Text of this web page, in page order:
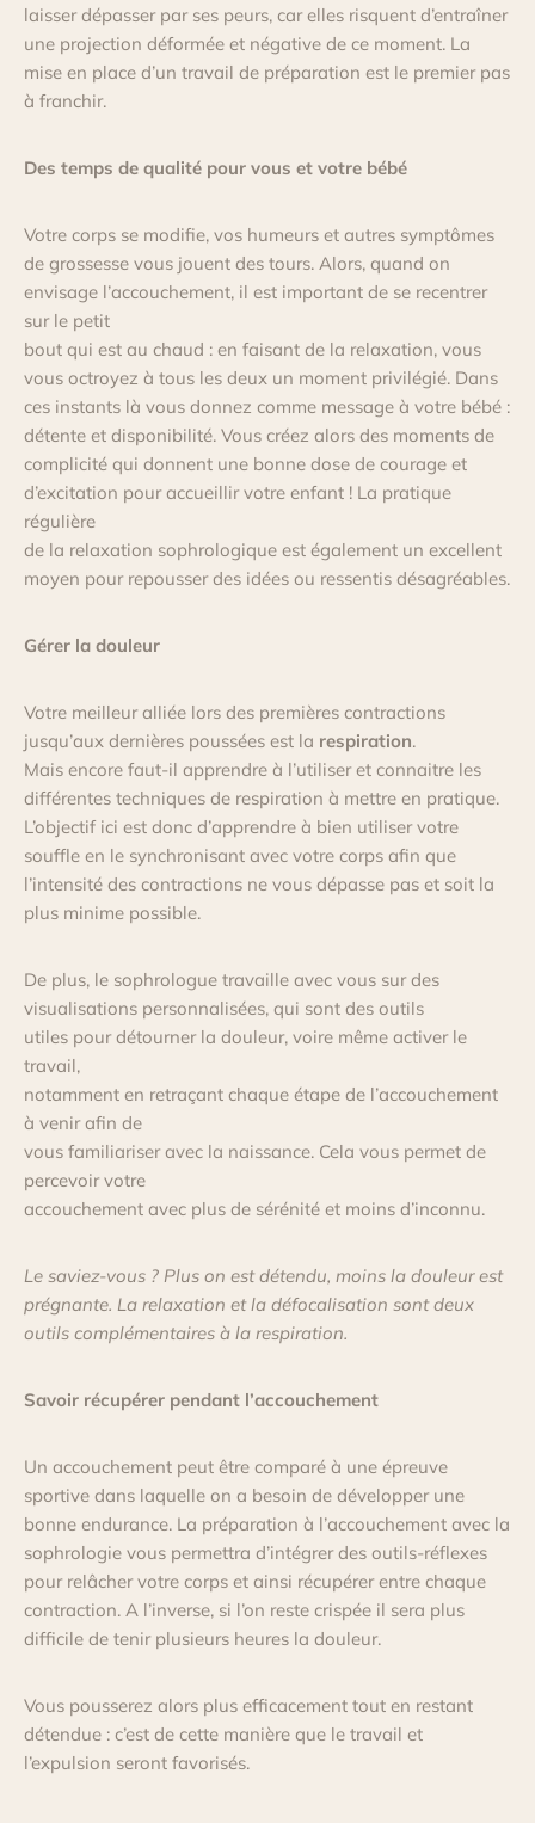
laisser dépasser par ses peurs, car elles risquent d’entraîner
une projection déformée et négative de ce moment. La
mise en place d’un travail de préparation est le premier pas
à franchir.
Des temps de qualité pour vous et votre bébé
Votre corps se modifie, vos humeurs et autres symptômes
de grossesse vous jouent des tours. Alors, quand on
envisage l’accouchement, il est important de se recentrer
sur le petit
bout qui est au chaud : en faisant de la relaxation, vous
vous octroyez à tous les deux un moment privilégié. Dans
ces instants là vous donnez comme message à votre bébé :
détente et disponibilité. Vous créez alors des moments de
complicité qui donnent une bonne dose de courage et
d’excitation pour accueillir votre enfant ! La pratique
régulière
de la relaxation sophrologique est également un excellent
moyen pour repousser des idées ou ressentis désagréables.
Gérer la douleur
Votre meilleur alliée lors des premières contractions
jusqu’aux dernières poussées est la respiration.
Mais encore faut-il apprendre à l’utiliser et connaitre les
différentes techniques de respiration à mettre en pratique.
L’objectif ici est donc d’apprendre à bien utiliser votre
souffle en le synchronisant avec votre corps afin que
l’intensité des contractions ne vous dépasse pas et soit la
plus minime possible.
De plus, le sophrologue travaille avec vous sur des
visualisations personnalisées, qui sont des outils
utiles pour détourner la douleur, voire même activer le
travail,
notamment en retraçant chaque étape de l’accouchement
à venir afin de
vous familiariser avec la naissance. Cela vous permet de
percevoir votre
accouchement avec plus de sérénité et moins d’inconnu.
Le saviez-vous ? Plus on est détendu, moins la douleur est
prégnante. La relaxation et la défocalisation sont deux
outils complémentaires à la respiration.
Savoir récupérer pendant l’accouchement
Un accouchement peut être comparé à une épreuve
sportive dans laquelle on a besoin de développer une
bonne endurance. La préparation à l’accouchement avec la
sophrologie vous permettra d’intégrer des outils-réflexes
pour relâcher votre corps et ainsi récupérer entre chaque
contraction. A l’inverse, si l’on reste crispée il sera plus
difficile de tenir plusieurs heures la douleur.
Vous pousserez alors plus efficacement tout en restant
détendue : c’est de cette manière que le travail et
l’expulsion seront favorisés.